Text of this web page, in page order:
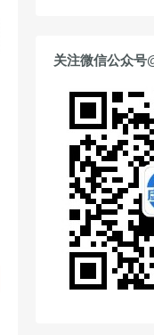
关注微信公众号